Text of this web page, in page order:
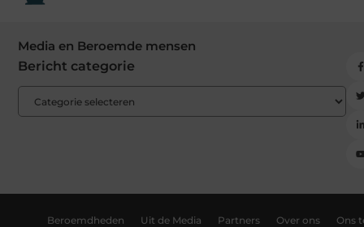
Media en Beroemde mensen
Bericht categorie
Beroemdheden Uit de Media Partners Over ons Ons